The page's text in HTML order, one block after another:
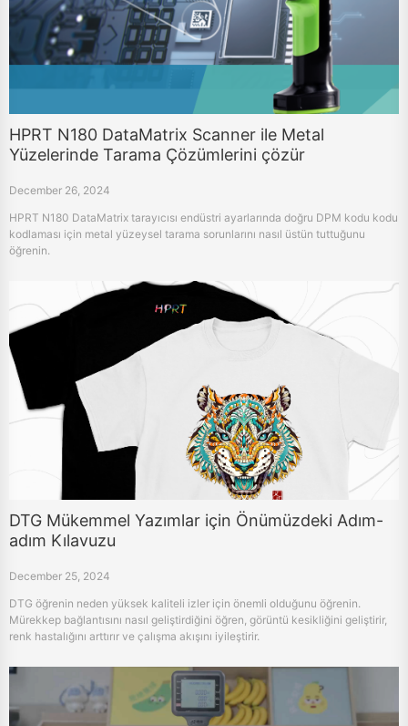
HPRT N180 DataMatrix Scanner ile Metal
Yüzelerinde Tarama Çözümlerini çözür
December 26, 2024
HPRT N180 DataMatrix tarayıcısı endüstri ayarlarında doğru DPM kodu kodu
kodlaması için metal yüzeysel tarama sorunlarını nasıl üstün tuttuğunu
öğrenin.
DTG Mükemmel Yazımlar için Önümüzdeki Adım-
adım Kılavuzu
December 25, 2024
DTG öğrenin neden yüksek kaliteli izler için önemli olduğunu öğrenin.
Mürekkep bağlantısını nasıl geliştirdiğini öğren, görüntü kesikliğini geliştirir,
renk hastalığını arttırır ve çalışma akışını iyileştirir.